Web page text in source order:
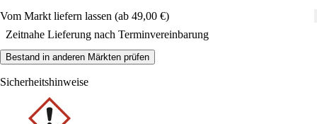
Vom Markt liefern lassen (ab 49,00 €)
Zeitnahe Lieferung nach Terminvereinbarung
Bestand in anderen Märkten prüfen
Sicherheitshinweise